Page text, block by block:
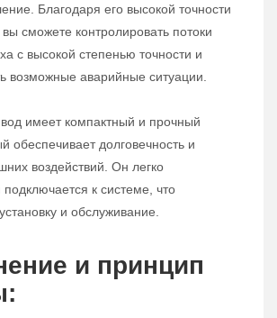
Благодаря его высокой точности
сможете контролировать потоки
с высокой степенью точности и
возможные аварийные ситуации.
имеет компактный и прочный
обеспечивает долговечность и
воздействий. Он легко
подключается к системе, что
и обслуживание.
и принцип